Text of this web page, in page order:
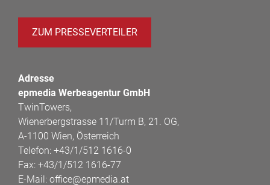
ZUM PRESSEVERTEILER
Adresse
epmedia Werbeagentur GmbH
TwinTowers,
Wienerbergstrasse 11/Turm B, 21. OG,
A-1100 Wien, Österreich
Telefon: +43/1/512 1616-0
Fax: +43/1/512 1616-77
E-Mail: office@epmedia.at